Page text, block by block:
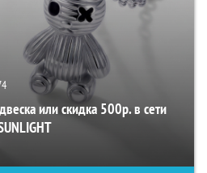
или скидка 500р. в сети